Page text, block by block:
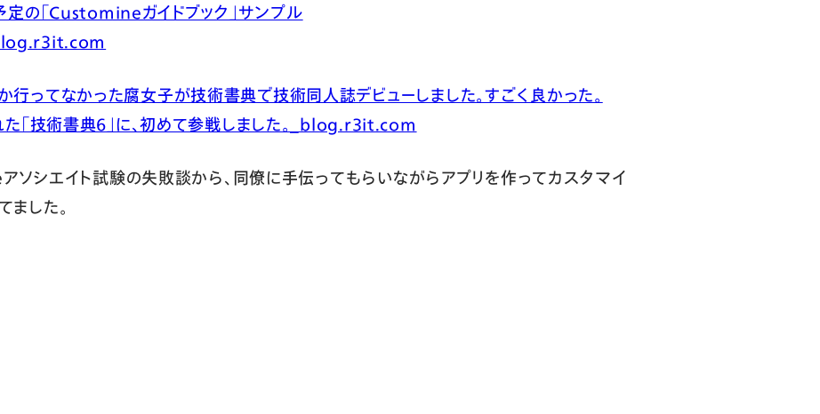
の「Customineガイドブック」サンプル
_blog.r3it.com
ってなかった腐女子が技術書典で技術同人誌デビューしました。すごく良かった。
「技術書典6」に、初めて参戦しました。_blog.r3it.com
シエイト試験の失敗談から、同僚に手伝ってもらいながらアプリを作ってカスタマイ
した。